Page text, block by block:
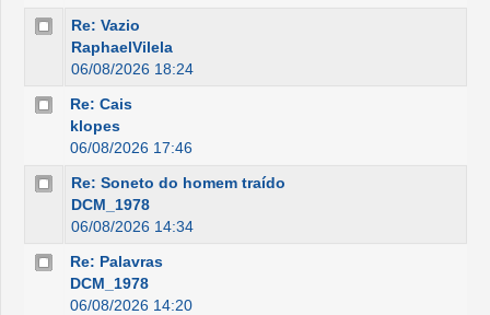
Re: Vazio
RaphaelVilela
06/08/2026 18:24
Re: Cais
klopes
06/08/2026 17:46
Re: Soneto do homem traído
DCM_1978
06/08/2026 14:34
Re: Palavras
DCM_1978
06/08/2026 14:20